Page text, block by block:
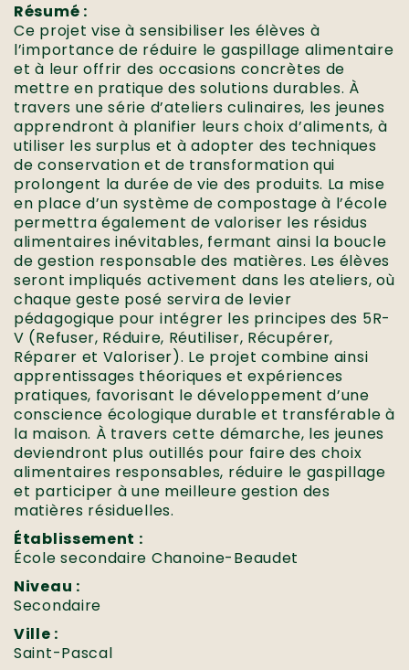
Résumé :
Ce projet vise à sensibiliser les élèves à
l’importance de réduire le gaspillage alimentaire
et à leur offrir des occasions concrètes de
mettre en pratique des solutions durables. À
travers une série d’ateliers culinaires, les jeunes
apprendront à planifier leurs choix d’aliments, à
utiliser les surplus et à adopter des techniques
de conservation et de transformation qui
prolongent la durée de vie des produits. La mise
en place d’un système de compostage à l’école
permettra également de valoriser les résidus
alimentaires inévitables, fermant ainsi la boucle
de gestion responsable des matières. Les élèves
seront impliqués activement dans les ateliers, où
chaque geste posé servira de levier
pédagogique pour intégrer les principes des 5R-
V (Refuser, Réduire, Réutiliser, Récupérer,
Réparer et Valoriser). Le projet combine ainsi
apprentissages théoriques et expériences
pratiques, favorisant le développement d’une
conscience écologique durable et transférable à
la maison. À travers cette démarche, les jeunes
deviendront plus outillés pour faire des choix
alimentaires responsables, réduire le gaspillage
et participer à une meilleure gestion des
matières résiduelles.
Établissement :
École secondaire Chanoine-Beaudet
Niveau :
Secondaire
Ville :
Saint-Pascal